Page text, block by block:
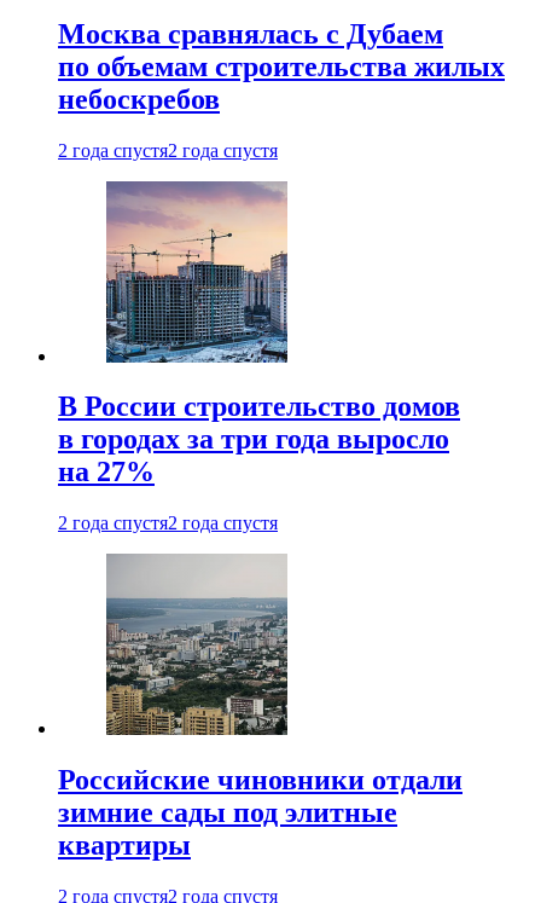
Москва сравнялась с Дубаем
по объемам строительства жилых
небоскребов
2 года спустя2 года спустя
В России строительство домов
в городах за три года выросло
на 27%
2 года спустя2 года спустя
Российские чиновники отдали
зимние сады под элитные
квартиры
2 года спустя2 года спустя